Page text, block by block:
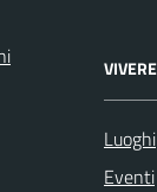
Luoghi
Eventi